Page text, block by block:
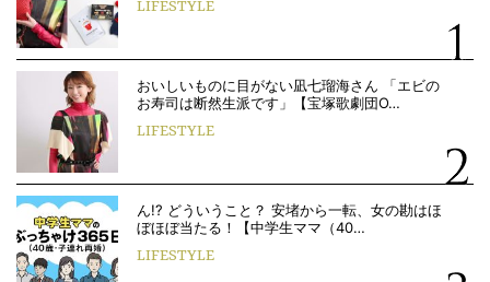
LIFESTYLE
おいしいものに目がない凪七瑠海さん 「エビの
お寿司は断然生派です」【宝塚歌劇団O…
LIFESTYLE
ん!? どういうこと？ 安堵から一転、女の勘はほ
ぼほぼ当たる！【中学生ママ（40…
LIFESTYLE